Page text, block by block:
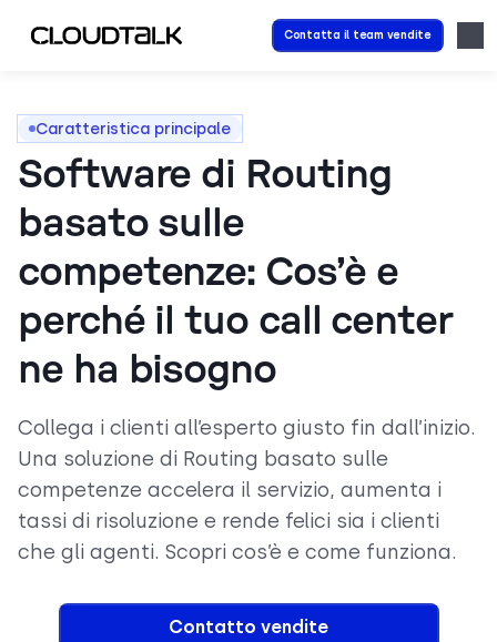
Contatta il team vendite
Caratteristica principale
Software di Routing
basato sulle
competenze: Cos’è e
perché il tuo call center
ne ha bisogno
Collega i clienti all’esperto giusto fin dall’inizio.
Una soluzione di Routing basato sulle
competenze accelera il servizio, aumenta i
tassi di risoluzione e rende felici sia i clienti
che gli agenti. Scopri cos’è e come funziona.
Contatto vendite